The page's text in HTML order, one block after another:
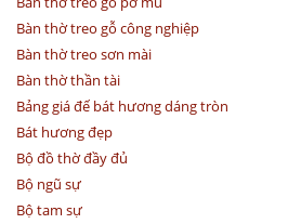
Bàn thờ treo gỗ công nghiệp
Bàn thờ treo sơn mài
Bàn thờ thần tài
Bảng giá đế bát hương dáng tròn
Bát hương đẹp
Bộ đồ thờ đầy đủ
Bộ ngũ sự
Bộ tam sự